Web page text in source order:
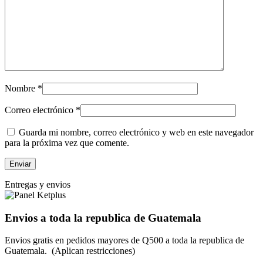
Nombre *
Correo electrónico *
Guarda mi nombre, correo electrónico y web en este navegador
para la próxima vez que comente.
Entregas y envios
Envios a toda la republica de Guatemala
Envios gratis en pedidos mayores de Q500 a toda la republica de
Guatemala. (Aplican restricciones)